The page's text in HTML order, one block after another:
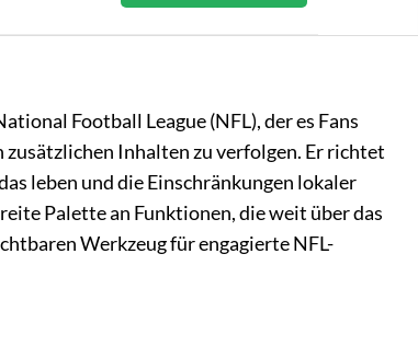
Football League (NFL), der es Fans
Inhalten zu verfolgen. Er richtet
leben und die Einschränkungen lokaler
Palette an Funktionen, die weit über das
Werkzeug für engagierte NFL-